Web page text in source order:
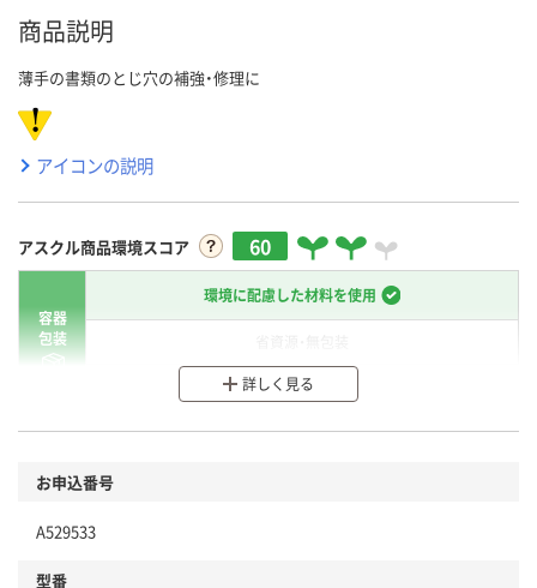
商品説明
薄手の書類のとじ穴の補強・修理に
アイコンの説明
アスクル商品環境スコア 60
容器
包装
環境に配慮した材料を使用
分別・リサイクルしやすい設計
商品
本体
詳しく見る
お申込番号
A529533
型番